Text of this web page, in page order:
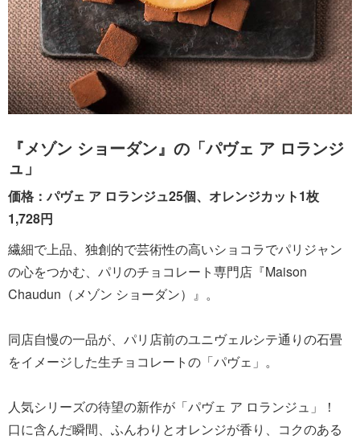
『メゾン ショーダン』の「パヴェ ア ロランジ
ュ」
価格：パヴェ ア ロランジュ25個、オレンジカット1枚
1,728円
繊細で上品、独創的で芸術性の高いショコラでパリジャン
の心をつかむ、パリのチョコレート専門店『Maison
Chaudun（メゾン ショーダン）』。
同店自慢の一品が、パリ店前のユニヴェルシテ通りの石畳
をイメージした生チョコレートの「パヴェ」。
人気シリーズの待望の新作が「パヴェ ア ロランジュ」！
口に含んだ瞬間、ふんわりとオレンジが香り、コクのある